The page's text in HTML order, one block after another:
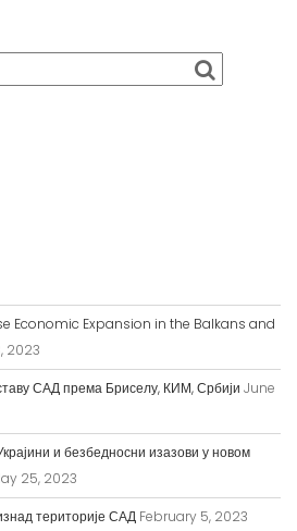
Economic Expansion in the Balkans and
2023
САД према Бриселу, КИМ, Србији June
и безбедносни изазови у новом
25, 2023
територије САД February 5, 2023